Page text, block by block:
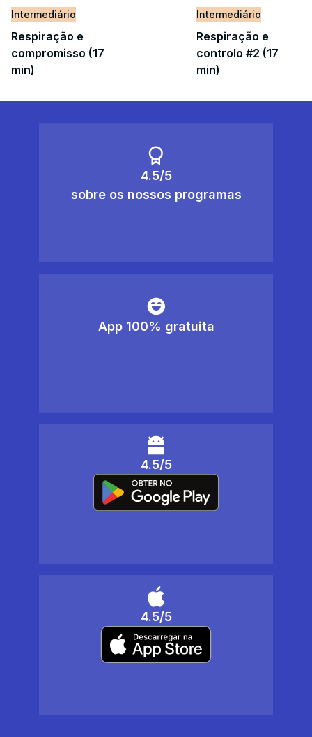
Intermediário
Respiração e
compromisso (17
min)
Intermediário
Respiração e
controlo #2 (17
min)
4.5/5
sobre os nossos programas
App 100% gratuita
4.5/5
4.5/5